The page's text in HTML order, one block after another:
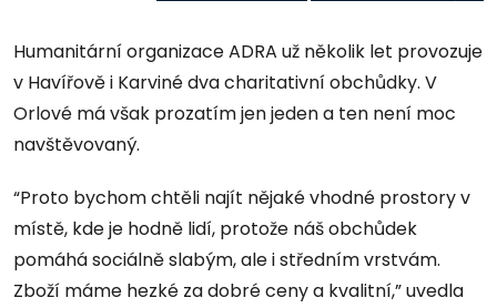
Humanitární organizace ADRA už několik let provozuje
v Havířově i Karviné dva charitativní obchůdky. V
Orlové má však prozatím jen jeden a ten není moc
navštěvovaný.
“Proto bychom chtěli najít nějaké vhodné prostory v
místě, kde je hodně lidí, protože náš obchůdek
pomáhá sociálně slabým, ale i středním vrstvám.
Zboží máme hezké za dobré ceny a kvalitní,” uvedla